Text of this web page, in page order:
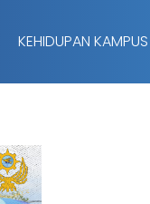
KEHIDUPAN KAMPUS